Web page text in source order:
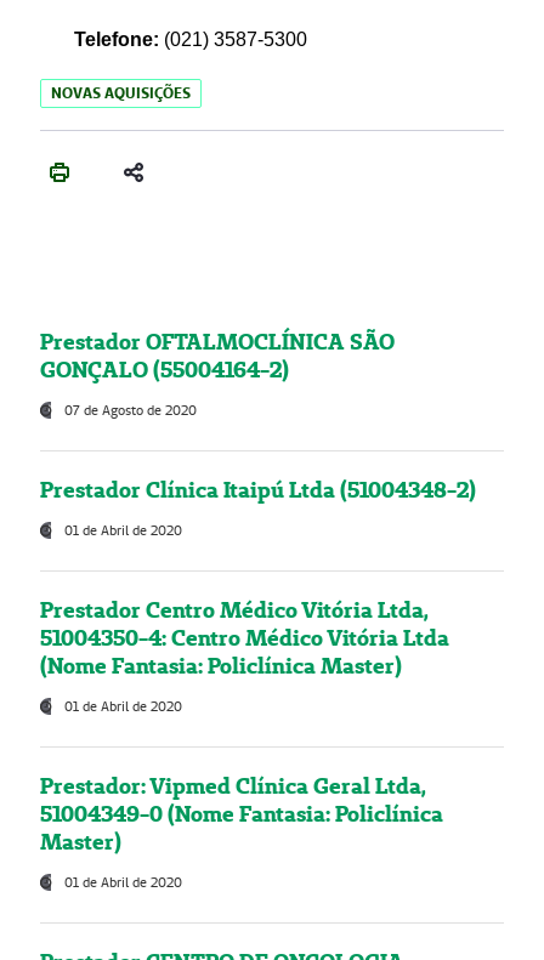
Telefone: (021) 3587-5300
NOVAS AQUISIÇÕES
Prestador OFTALMOCLÍNICA SÃO
GONÇALO (55004164-2)
07 de Agosto de 2020
Prestador Clínica Itaipú Ltda (51004348-2)
01 de Abril de 2020
Prestador Centro Médico Vitória Ltda,
51004350-4: Centro Médico Vitória Ltda
(Nome Fantasia: Policlínica Master)
01 de Abril de 2020
Prestador: Vipmed Clínica Geral Ltda,
51004349-0 (Nome Fantasia: Policlínica
Master)
01 de Abril de 2020